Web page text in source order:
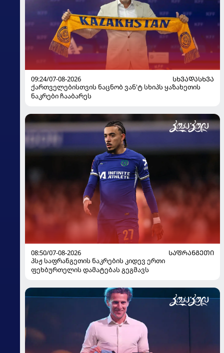
09:24/07-08-2026
ᲡᲮᲕᲐᲓᲐᲡᲮᲕᲐ
ქართველებისთვის ნაცნობ ვან'ტ სხიპს ყაზახეთის
ნაკრები ჩააბარეს
08:50/07-08-2026
ᲡᲐᲤᲠᲐᲜᲒᲔᲗᲘ
პსჟ საფრანგეთის ნაკრების კიდევ ერთი
ფეხბურთელის დამატებას გეგმავს